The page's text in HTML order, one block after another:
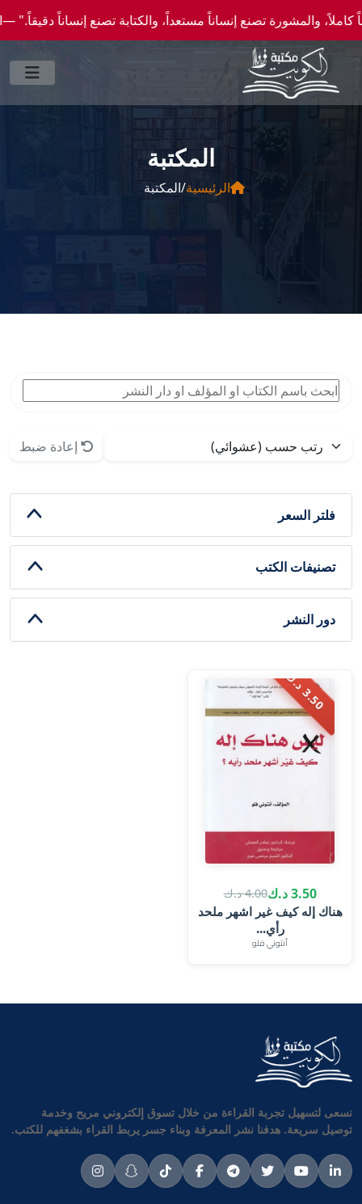
تصنع إنساناً مستعداً، والكتابة تصنع إنساناً دقيقاً." —احصل علي عروض
المكتبة
الرئيسية/المكتبة
إعادة ضبط
فلتر السعر
تصنيفات الكتب
دور النشر
3
.
5
0
د
.
ك
3.50 د.ك 4.00 د.ك
هناك إله كيف غير اشهر ملحد
رأي...
أنتوني فلو
نسعى لتسهيل تجربة القراءة من خلال تسوق إلكتروني مريح وخدمة
توصيل سريعة. هدفنا نشر المعرفة وبناء جسر يربط القراء بشغفهم للكتب.